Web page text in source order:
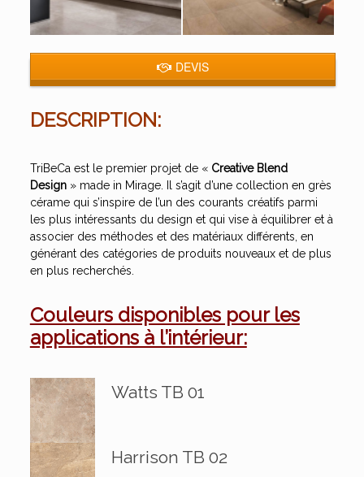
DEVIS
DESCRIPTION:
TriBeCa est le premier projet de « Creative Blend
Design » made in Mirage. Il s’agit d’une collection en grès
cérame qui s’inspire de l’un des courants créatifs parmi
les plus intéressants du design et qui vise à équilibrer et à
associer des méthodes et des matériaux différents, en
générant des catégories de produits nouveaux et de plus
en plus recherchés.
Couleurs disponibles pour les
applications à l’intérieur:
Watts TB 01
Harrison TB 02